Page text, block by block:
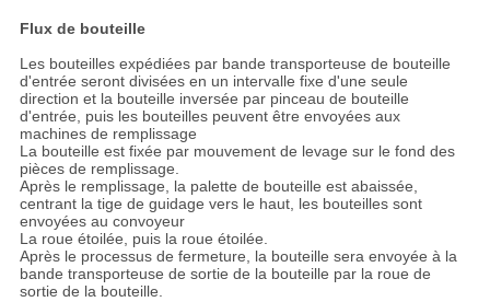
Flux de bouteille
Les bouteilles expédiées par bande transporteuse de bouteille
d'entrée seront divisées en un intervalle fixe d'une seule
direction et la bouteille inversée par pinceau de bouteille
d'entrée, puis les bouteilles peuvent être envoyées aux
machines de remplissage
La bouteille est fixée par mouvement de levage sur le fond des
pièces de remplissage.
Après le remplissage, la palette de bouteille est abaissée,
centrant la tige de guidage vers le haut, les bouteilles sont
envoyées au convoyeur
La roue étoilée, puis la roue étoilée.
Après le processus de fermeture, la bouteille sera envoyée à la
bande transporteuse de sortie de la bouteille par la roue de
sortie de la bouteille.